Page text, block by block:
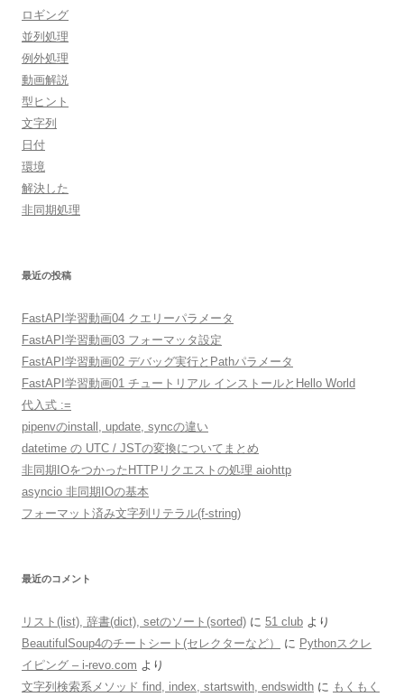
ロギング
並列処理
例外処理
動画解説
型ヒント
文字列
日付
環境
解決した
非同期処理
最近の投稿
FastAPI学習動画04 クエリーパラメータ
FastAPI学習動画03 フォーマッタ設定
FastAPI学習動画02 デバッグ実行とPathパラメータ
FastAPI学習動画01 チュートリアル インストールとHello World
代入式 :=
pipenvのinstall, update, syncの違い
datetime の UTC / JSTの変換についてまとめ
非同期IOをつかったHTTPリクエストの処理 aiohttp
asyncio 非同期IOの基本
フォーマット済み文字列リテラル(f-string)
最近のコメント
リスト(list), 辞書(dict), setのソート(sorted) に 51 club より
BeautifulSoup4のチートシート(セレクターなど）
に Pythonスクレ
イピング – i-revo.com より
文字列検索系メソッド find, index, startswith, endswidth に もくもく